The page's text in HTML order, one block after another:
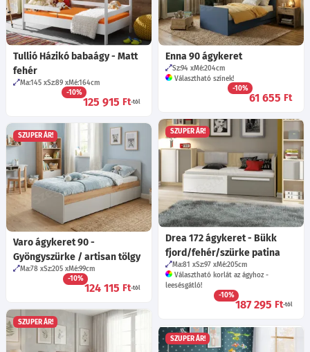
Tullió Házikó babaágy - Matt
fehér
Ma:145 Sz:89 Mé:164cm
-10%
125 915 Ft-tól
Enna 90 ágykeret
Sz:94 Mé:204cm
Választható színek!
-10%
61 655 Ft
SZUPER ÁR!
Drea 172 ágykeret - Bükk
fjord/fehér/szürke patina
Ma:81 Sz:97 Mé:205cm
Választható korlát az ágyhoz -
leesésgátló!
-10%
187 295 Ft-tól
SZUPER ÁR!
Varo ágykeret 90 -
Gyöngyszürke / artisan tölgy
Ma:78 Sz:205 Mé:99cm
-10%
124 115 Ft-tól
SZUPER ÁR!
SZUPER ÁR!